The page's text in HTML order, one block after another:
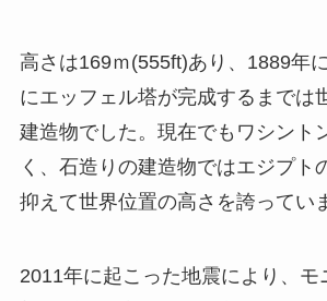
高さは169ｍ(555ft)あり、1889年
にエッフェル塔が完成するまでは
建造物でした。現在でもワシント
く、石造りの建造物ではエジプト
抑えて世界位置の高さを誇ってい
2011年に起こった地震により、モ